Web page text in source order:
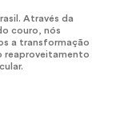
Através da
couro, nós
a transformação
reaproveitamento